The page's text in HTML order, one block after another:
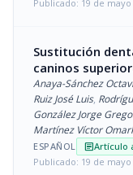
Publicado: 19 de mayo
Sustitución
caninos
Anaya-Sánchez
Ruiz José Luis,
González Jorge
Martínez Víctor
ESPAÑOL articleArtículo
Publicado: 19 de mayo